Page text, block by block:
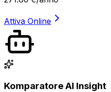
Attiva Online
Komparatore AI Insight